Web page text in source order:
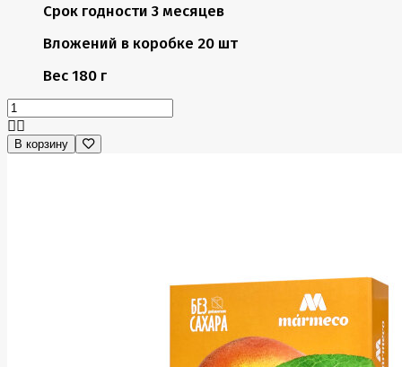
Срок годности 3 месяцев
Вложений в коробке 20 шт
Вес 180 г
В корзину